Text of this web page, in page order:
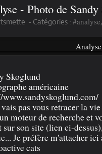
- Photo de
- Catégories : #analyse,
Skoglund
américaine
vais pas vous retracer la
moteur de recherche et
sur son site (lien ci-
Je préfère m'attacher
cats